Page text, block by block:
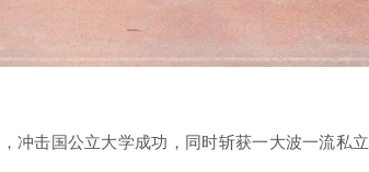
冲击国公立大学成功，同时斩获一大波一流私立